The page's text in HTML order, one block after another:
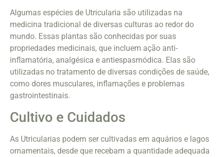
Algumas espécies de Utricularia são utilizadas na
medicina tradicional de diversas culturas ao redor do
mundo. Essas plantas são conhecidas por suas
propriedades medicinais, que incluem ação anti-
inflamatória, analgésica e antiespasmódica. Elas são
utilizadas no tratamento de diversas condições de saúde,
como dores musculares, inflamações e problemas
gastrointestinais.
Cultivo e Cuidados
As Utricularias podem ser cultivadas em aquários e lagos
ornamentais, desde que recebam a quantidade adequada